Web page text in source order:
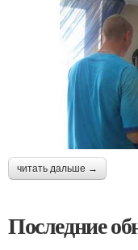
читать дальше →
Последние